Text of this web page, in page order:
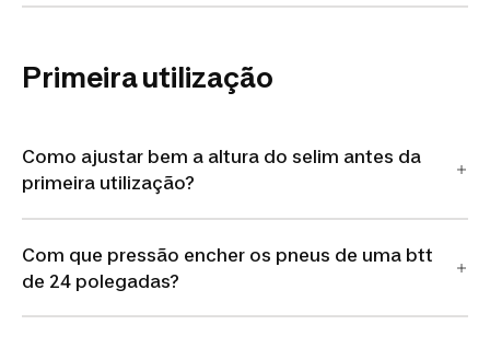
Primeira utilização
Como ajustar bem a altura do selim antes da
primeira utilização?
Com que pressão encher os pneus de uma btt
de 24 polegadas?